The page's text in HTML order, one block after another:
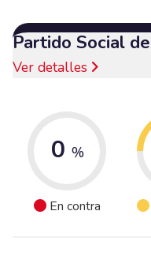
Partido Social
Ver detalles
0 %
En contra